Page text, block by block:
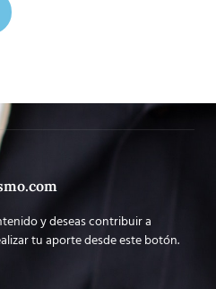
y deseas contribuir a
tu aporte desde este botón.